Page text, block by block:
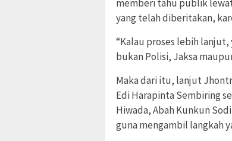
memberi tahu publik
yang telah diberitakan,
“Kalau proses lebih
bukan Polisi, Jaksa
Maka dari itu, lanjut
Edi Harapinta Sembiring
Hiwada, Abah Kunkun
guna mengambil langkah